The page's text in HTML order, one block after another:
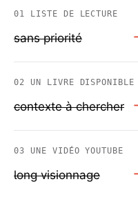
01 LISTE DE LECTURE
sans priorité
02 UN LIVRE DISPONIBLE
contexte à chercher
03 UNE VIDÉO YOUTUBE
long visionnage